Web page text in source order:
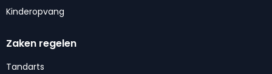
Kinderopvang
Zaken regelen
Tandarts